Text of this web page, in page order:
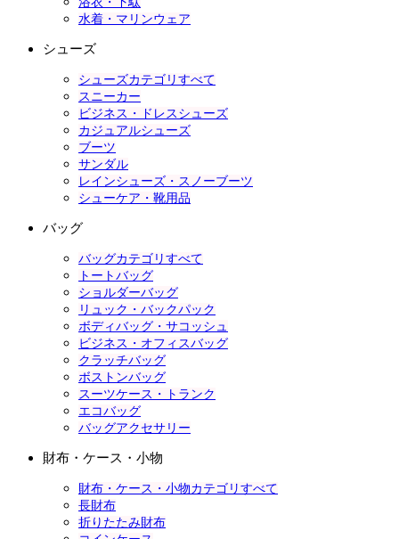
水着・マリンウェア
シューズ
シューズカテゴリすべて
スニーカー
ビジネス・ドレスシューズ
カジュアルシューズ
ブーツ
サンダル
レインシューズ・スノーブーツ
シューケア・靴用品
バッグ
バッグカテゴリすべて
トートバッグ
ショルダーバッグ
リュック・バックパック
ボディバッグ・サコッシュ
ビジネス・オフィスバッグ
クラッチバッグ
ボストンバッグ
スーツケース・トランク
エコバッグ
バッグアクセサリー
財布・ケース・小物
財布・ケース・小物カテゴリすべて
長財布
折りたたみ財布